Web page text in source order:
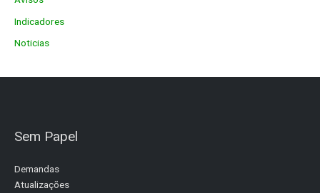
Indicadores
Noticias
Sem Papel
Demandas
Atualizações